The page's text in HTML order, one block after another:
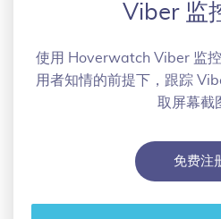
Viber 监
使用 Hoverwatch Viber 监
用者知情的前提下，跟踪
取屏幕截
免费注